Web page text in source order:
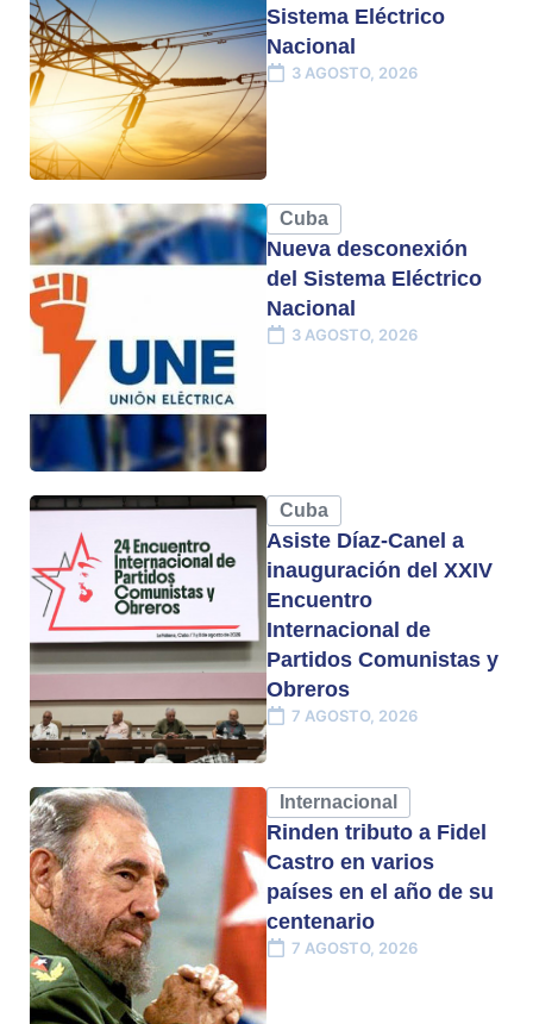
Sistema Eléctrico
Nacional
3 AGOSTO, 2026
Cuba
Nueva desconexión
del Sistema Eléctrico
Nacional
3 AGOSTO, 2026
Cuba
Asiste Díaz-Canel a
inauguración del XXIV
Encuentro
Internacional de
Partidos Comunistas y
Obreros
7 AGOSTO, 2026
Internacional
Rinden tributo a Fidel
Castro en varios
países en el año de su
centenario
7 AGOSTO, 2026